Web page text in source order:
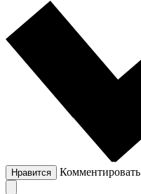
Нравится Комментировать